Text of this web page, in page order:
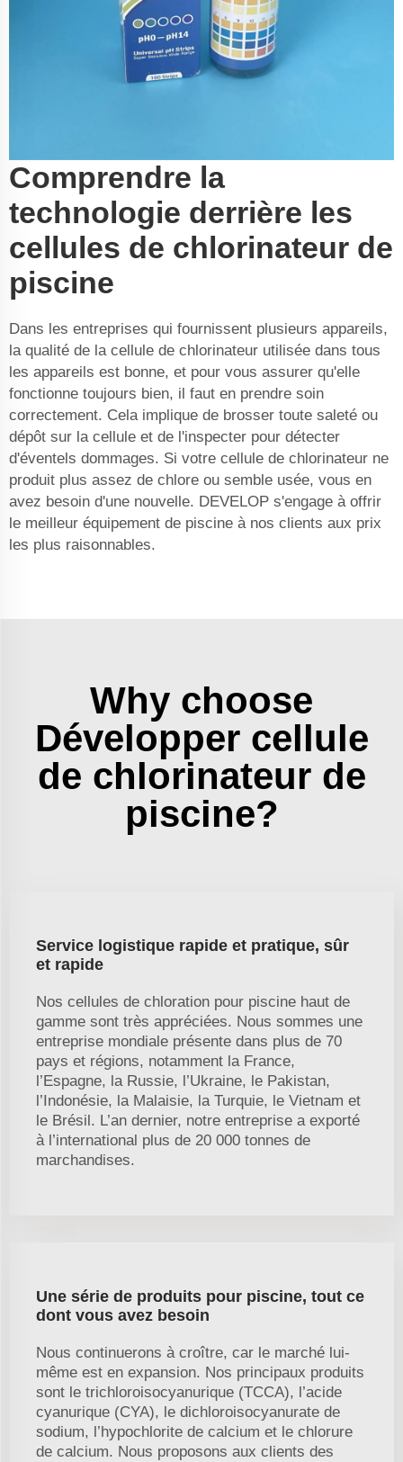
Comprendre la
technologie derrière les
cellules de chlorinateur de
piscine
Dans les entreprises qui fournissent plusieurs appareils,
la qualité de la cellule de chlorinateur utilisée dans tous
les appareils est bonne, et pour vous assurer qu'elle
fonctionne toujours bien, il faut en prendre soin
correctement. Cela implique de brosser toute saleté ou
dépôt sur la cellule et de l'inspecter pour détecter
d'éventels dommages. Si votre cellule de chlorinateur ne
produit plus assez de chlore ou semble usée, vous en
avez besoin d'une nouvelle. DEVELOP s'engage à offrir
le meilleur équipement de piscine à nos clients aux prix
les plus raisonnables.
Why choose
Développer cellule
de chlorinateur de
piscine?
Service logistique rapide et pratique, sûr
et rapide
Nos cellules de chloration pour piscine haut de
gamme sont très appréciées. Nous sommes une
entreprise mondiale présente dans plus de 70
pays et régions, notamment la France,
l’Espagne, la Russie, l’Ukraine, le Pakistan,
l’Indonésie, la Malaisie, la Turquie, le Vietnam et
le Brésil. L’an dernier, notre entreprise a exporté
à l’international plus de 20 000 tonnes de
marchandises.
Une série de produits pour piscine, tout ce
dont vous avez besoin
Nous continuerons à croître, car le marché lui-
même est en expansion. Nos principaux produits
sont le trichloroisocyanurique (TCCA), l’acide
cyanurique (CYA), le dichloroisocyanurate de
sodium, l’hypochlorite de calcium et le chlorure
de calcium. Nous proposons aux clients des